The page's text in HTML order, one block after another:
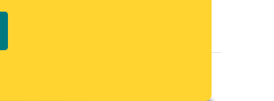
PDF